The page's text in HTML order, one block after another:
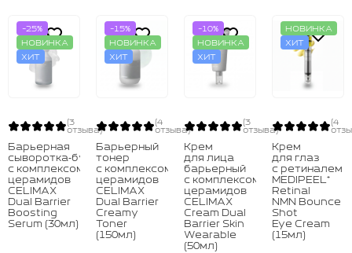
-25%
НОВИНКА
ХИТ
(3
отзыва)
Барьерная
сыворотка‑бустер
с комплексом
церамидов
CELIMAX
Dual Barrier
Boosting
Serum (30мл)
-15%
НОВИНКА
ХИТ
(4
отзыва)
Барьерный
тонер
с комплексом
церамидов
CELIMAX
Dual Barrier
Creamy
Toner
(150мл)
-10%
НОВИНКА
ХИТ
(3
отзыва)
Крем
для лица
барьерный
с комплексом
церамидов
CELIMAX
Cream Dual
Barrier Skin
Wearable
(50мл)
НОВИНКА
ХИТ
(4
Крем
для глаз
с ретиналем
MEDIPEEL⁺
Retinal
NMN Bounce
Shot
Eye Cream
(15мл)